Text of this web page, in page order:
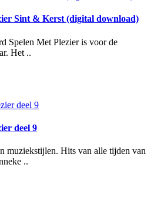
Sint & Kerst (digital download)
Spelen Met Plezier is voor de
Het ..
deel 9
muziekstijlen. Hits van alle tijden van
..